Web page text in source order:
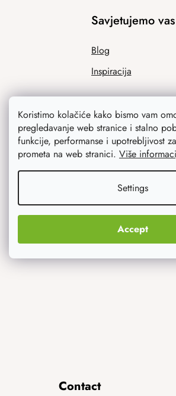
Koristimo kolačiće kako bismo vam
pregledavanje web stranice i stalno
funkcije, performanse i upotrebljivost
prometa na web stranici. Više
Settings
Accept
Savjetujemo vas
Blog
Inspiracija
Ono što vas najviše
Noviteti
Contact